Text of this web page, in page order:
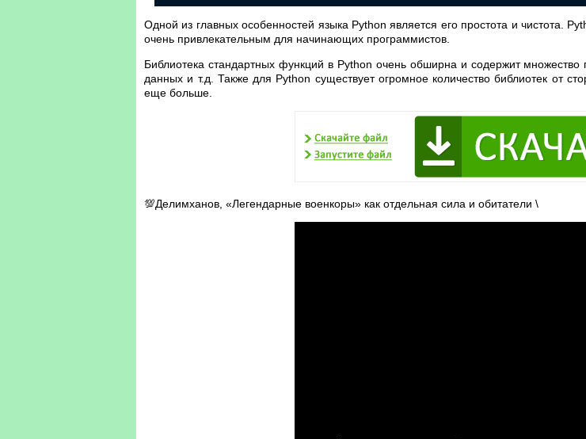
Одной из главных особенностей языка Python является его простота и чистота.
очень привлекательным для начинающих программистов.
Библиотека стандартных функций в Python очень обширна и содержит
данных и т.д. Также для Python существует огромное количество библиотек от
еще больше.
💯Делимханов, «Легендарные военкоры» как отдельная сила и обитатели \